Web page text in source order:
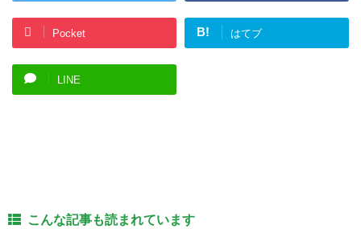
Pocket B! はてブ
LINE
こんな記事も読まれています